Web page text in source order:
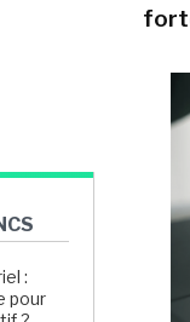
:
pour